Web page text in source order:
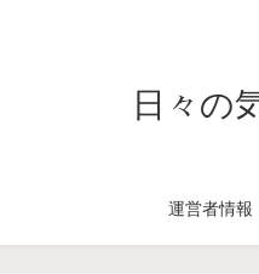
日々の
運営者情報